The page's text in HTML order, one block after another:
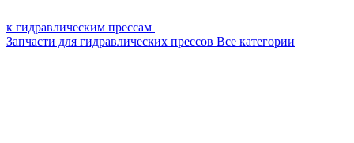
к гидравлическим прессам
Запчасти для гидравлических прессов Все категории